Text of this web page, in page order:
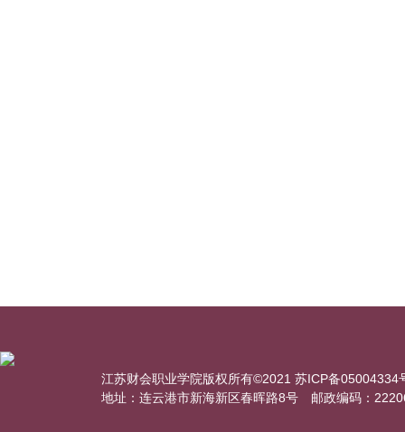
江苏财会职业学院版权所有©2021 苏ICP备
地址：连云港市新海新区春晖路8号 邮政编码：